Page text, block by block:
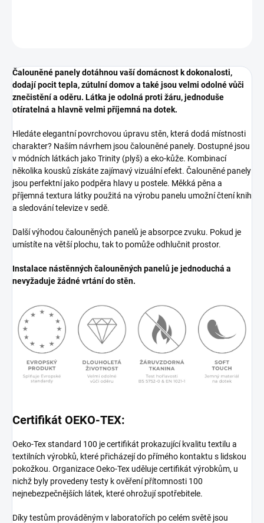
Čalouněné panely dotáhnou vaší domácnost k dokonalosti,
dodají pocit tepla, zútulní domov a také jsou velmi odolné vůči
znečistění a oděru. Látka je odolná proti žáru, jednoduše
otíratelná a hlavně velmi příjemná na dotek.
Hledáte elegantní povrchovou úpravu stěn, která dodá místnosti
charakter? Naším návrhem jsou čalouněné panely. Dostupné jsou
v módních látkách jako Trinity (plyš) a eko-kůže. Kombinací
několika kousků získáte zajímavý vizuální efekt. Čalouněné panely
jsou perfektní jako podpěra hlavy u postele. Měkká pěna a
příjemná textura látky použitá na výrobu panelu umožní čtení knih
a sledování televize v sedě.
Další výhodou čalouněných panelů je absorpce zvuku. Pokud je
umístíte na větší plochu, tak to pomůže odhlučnit prostor.
Instalace nástěnných čalouněných panelů je jednoduchá a
nevyžaduje žádné vrtání do stěn.
Certifikát OEKO-TEX:
Oeko-Tex standard 100 je certifikát prokazující kvalitu textilu a
textilních výrobků, které přicházejí do přímého kontaktu s lidskou
pokožkou. Organizace Oeko-Tex uděluje certifikát výrobkům, u
nichž byly provedeny testy k ověření přítomnosti 100
nejnebezpečnějších látek, které ohrožují spotřebitele.
Díky testům prováděným v laboratořích po celém světě jsou